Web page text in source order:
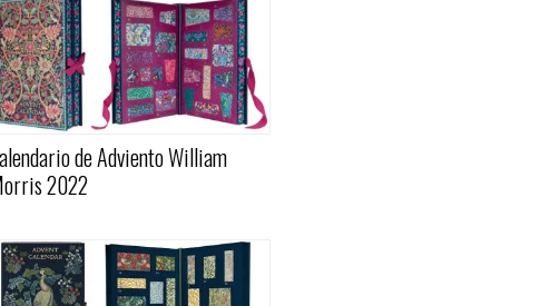
de Adviento William
2022